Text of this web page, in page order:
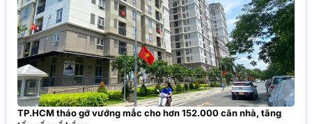
TP.HCM tháo gỡ vướng mắc cho hơn 152.000 căn nhà, tăng